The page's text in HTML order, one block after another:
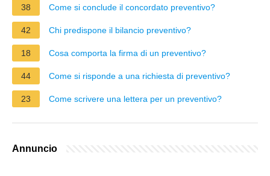
38 Come si conclude il concordato preventivo?
42 Chi predispone il bilancio preventivo?
18 Cosa comporta la firma di un preventivo?
44 Come si risponde a una richiesta di preventivo?
23 Come scrivere una lettera per un preventivo?
Annuncio